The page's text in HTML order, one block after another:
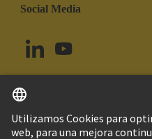
Social Media
Brasil Español